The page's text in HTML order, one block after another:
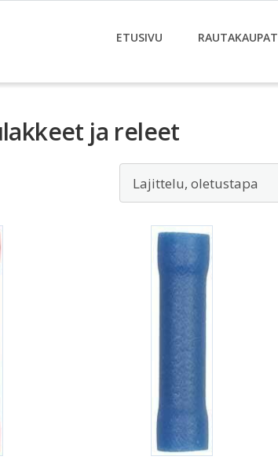
ETUSIVU RAUTAKAUPAT
ja releet